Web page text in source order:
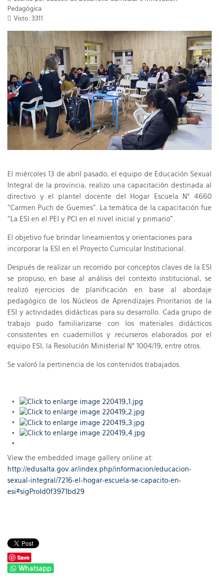
Pedagógica
Visto: 3311
El miércoles 13 de abril pasado, el equipo de Educación Sexual
Integral de la provincia, realizo una capacitación destinada al
directivo y el plantel docente del Hogar Escuela N° 4660
“Carmen Puch de Guemes”. La temática de la capacitación fue
“La ESI en el PEI y PCI en el nivel inicial y primario”.
El objetivo fue brindar lineamientos y orientaciones para
incorporar la ESI en el Proyecto Curricular Institucional.
Después de realizar un recorrido por conceptos claves de la ESI
se propuso, en base al análisis del contexto institucional, se
realizó ejercicios de planificación en base al abordaje
pedagógico de los Núcleos de Aprendizajes Prioritarios de la
ESI y actividades didácticas para su desarrollo. Cada grupo de
trabajo pudo familiarizarse con los materiales didácticos
consistentes en cuadernillos y recurseros elaborados por el
equipo ESI, la Resolución Ministerial N° 1004/19, entre otros.
Se valoró la pertinencia de los contenidos trabajados.
View the embedded image gallery online at:
http://edusalta.gov.ar/index.php/informacion/educacion-
sexual-integral/7216-el-hogar-escuela-se-capacito-en-
esi#sigProId0f3971bd29
Save
Whatsapp